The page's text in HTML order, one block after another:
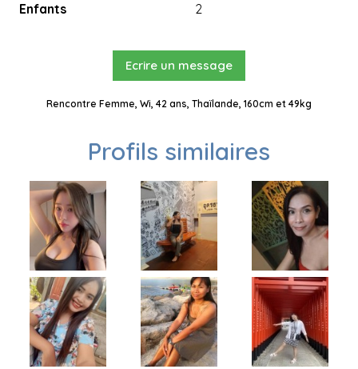
Enfants
2
Ecrire un message
Rencontre Femme, Wi, 42 ans, Thaïlande, 160cm et 49kg
Profils similaires